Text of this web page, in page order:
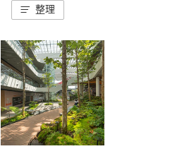
整理